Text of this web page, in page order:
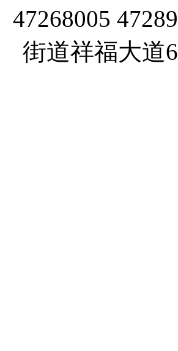
47268005
街道祥福大道